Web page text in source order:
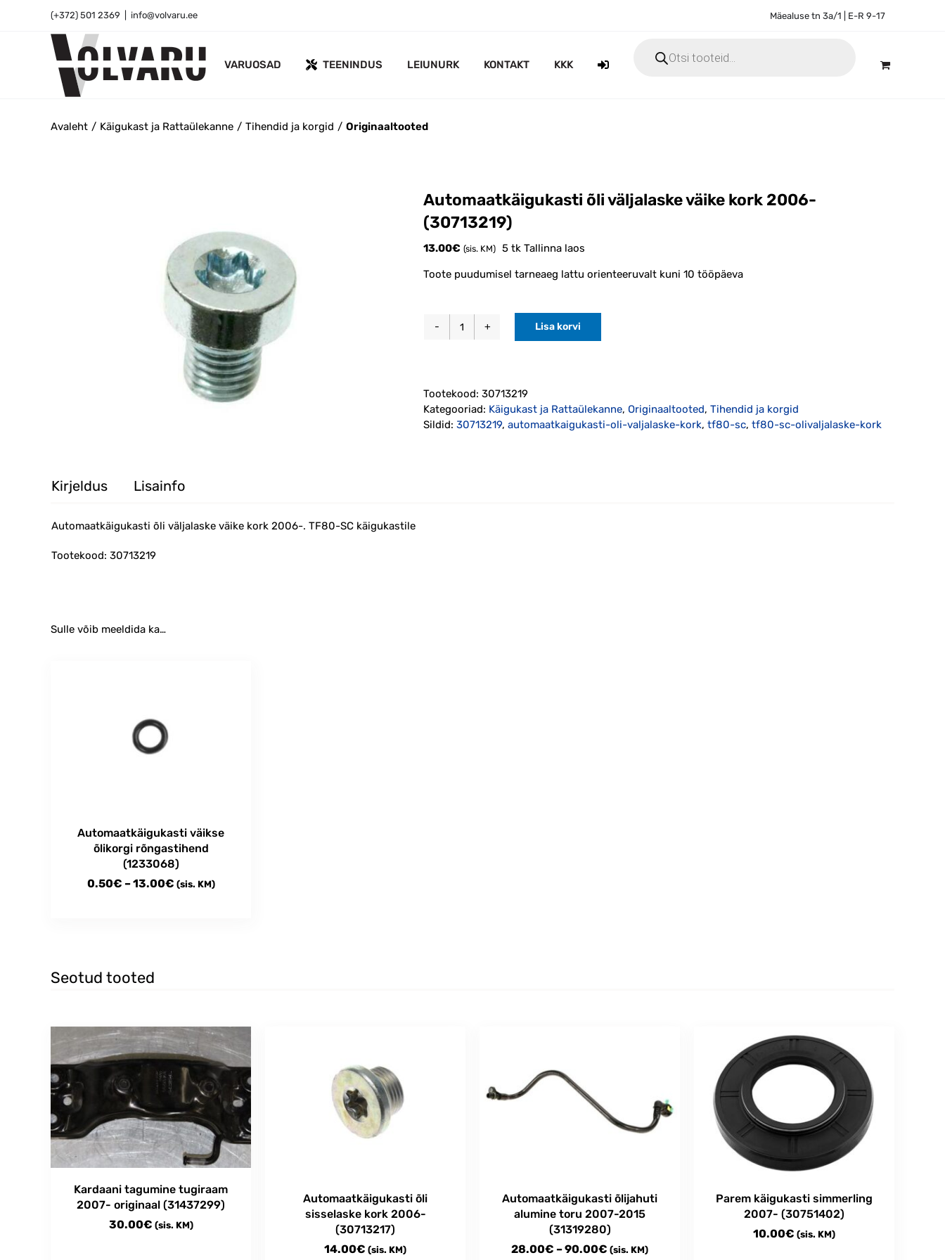
(+372) 501 2369 info@volvaru.ee Mäealuse tn 3a/1 | E-R 9-17
VARUOSAD TEENINDUS LEIUNURK KONTAKT KKK
search
Avaleht Käigukast ja Rattaülekanne Tihendid ja korgid Originaaltooted
Automaatkäigukasti õli väljalaske väike kork 2006-
(30713219)
13.00€ (sis. KM) 5 tk Tallinna laos
Toote puudumisel tarneaeg lattu orienteeruvalt kuni 10 tööpäeva
Automaatkäigukasti
kork
2006-
(30713219)
Lisa korvi
Tootekood: 30713219
Kategooriad: Käigukast ja Rattaülekanne, Originaaltooted, Tihendid ja korgid
Sildid: 30713219, automaatkaigukasti-oli-valjalaske-kork, tf80-sc, tf80-sc-olivaljalaske-kork
Kirjeldus Lisainfo
Automaatkäigukasti õli väljalaske väike kork 2006-. TF80-SC käigukastile
Tootekood: 30713219
Sulle võib meeldida ka…
Automaatkäigukasti väikse
õlikorgi rõngastihend
(1233068)
0.50€ –13.00€Price
(sis. KM)
variants.
be
chosen
on
the
product
page
Seotud tooted
Kardaani tagumine tugiraam
2007- originaal (31437299)
30.00€ (sis. KM)
Automaatkäigukasti õli
sisselaske kork 2006-
(30713217)
14.00€ (sis. KM)
Automaatkäigukasti õlijahuti
alumine toru 2007-2015
(31319280)
28.00€ –90.00€ Price
(sis. KM)
Parem käigukasti simmerling
2007- (30751402)
10.00€ (sis. KM)